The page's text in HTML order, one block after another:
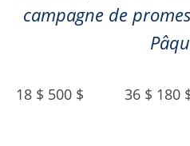
campagne de
18 $ 500 $ 36 $ 180